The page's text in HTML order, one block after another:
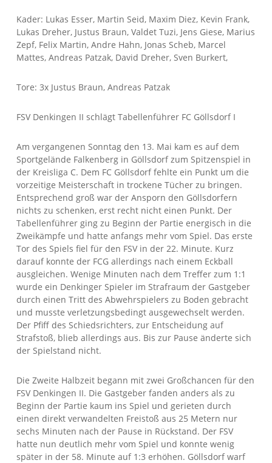
Kader: Lukas Esser, Martin Seid, Maxim Diez, Kevin Frank,
Lukas Dreher, Justus Braun, Valdet Tuzi, Jens Giese, Marius
Zepf, Felix Martin, Andre Hahn, Jonas Scheb, Marcel
Mattes, Andreas Patzak, David Dreher, Sven Burkert,
Tore: 3x Justus Braun, Andreas Patzak
FSV Denkingen II schlägt Tabellenführer FC Göllsdorf I
Am vergangenen Sonntag den 13. Mai kam es auf dem
Sportgelände Falkenberg in Göllsdorf zum Spitzenspiel in
der Kreisliga C. Dem FC Göllsdorf fehlte ein Punkt um die
vorzeitige Meisterschaft in trockene Tücher zu bringen.
Entsprechend groß war der Ansporn den Göllsdorfern
nichts zu schenken, erst recht nicht einen Punkt. Der
Tabellenführer ging zu Beginn der Partie energisch in die
Zweikämpfe und hatte anfangs mehr vom Spiel. Das erste
Tor des Spiels fiel für den FSV in der 22. Minute. Kurz
darauf konnte der FCG allerdings nach einem Eckball
ausgleichen. Wenige Minuten nach dem Treffer zum 1:1
wurde ein Denkinger Spieler im Strafraum der Gastgeber
durch einen Tritt des Abwehrspielers zu Boden gebracht
und musste verletzungsbedingt ausgewechselt werden.
Der Pfiff des Schiedsrichters, zur Entscheidung auf
Strafstoß, blieb allerdings aus. Bis zur Pause änderte sich
der Spielstand nicht.
Die Zweite Halbzeit begann mit zwei Großchancen für den
FSV Denkingen II. Die Gastgeber fanden anders als zu
Beginn der Partie kaum ins Spiel und gerieten durch
einen direkt verwandelten Freistoß aus 25 Metern nur
sechs Minuten nach der Pause in Rückstand. Der FSV
hatte nun deutlich mehr vom Spiel und konnte wenig
später in der 58. Minute auf 1:3 erhöhen. Göllsdorf warf